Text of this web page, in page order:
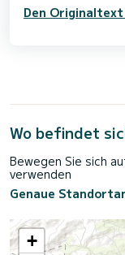
Den Originaltext
Wo befindet
Bewegen Sie sich
verwenden
Genaue
+